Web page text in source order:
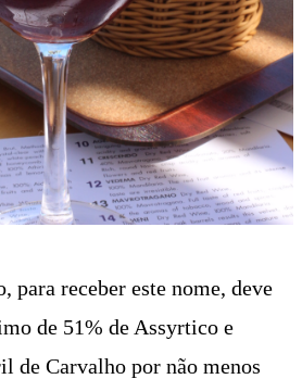
para receber este nome, deve
de 51% de Assyrtico e
de Carvalho por não menos